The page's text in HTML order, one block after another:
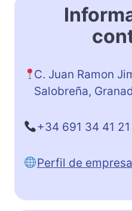
C. Juan Ramon
Salobreña,
+34 691 34 41 21
Perfil de